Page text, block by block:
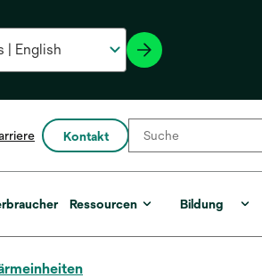
Kontakt
Ressourcen Bildung